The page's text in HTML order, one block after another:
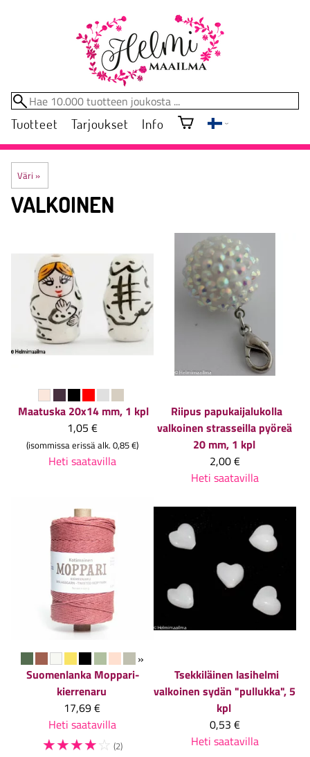
Tuotteet Tarjoukset Info
Väri ‪»
VALKOINEN
Maatuska 20x14 mm, 1 kpl
1,05 €
(isommissa erissä alk. 0,85 €)
Heti saatavilla
Riipus papukaijalukolla
valkoinen strasseilla pyöreä
20 mm, 1 kpl
2,00 €
Heti saatavilla
»
Suomenlanka Moppari-
kierrenaru
17,69 €
Heti saatavilla
☆☆☆☆☆ (2)
Tsekkiläinen lasihelmi
valkoinen sydän "pullukka", 5
kpl
0,53 €
Heti saatavilla